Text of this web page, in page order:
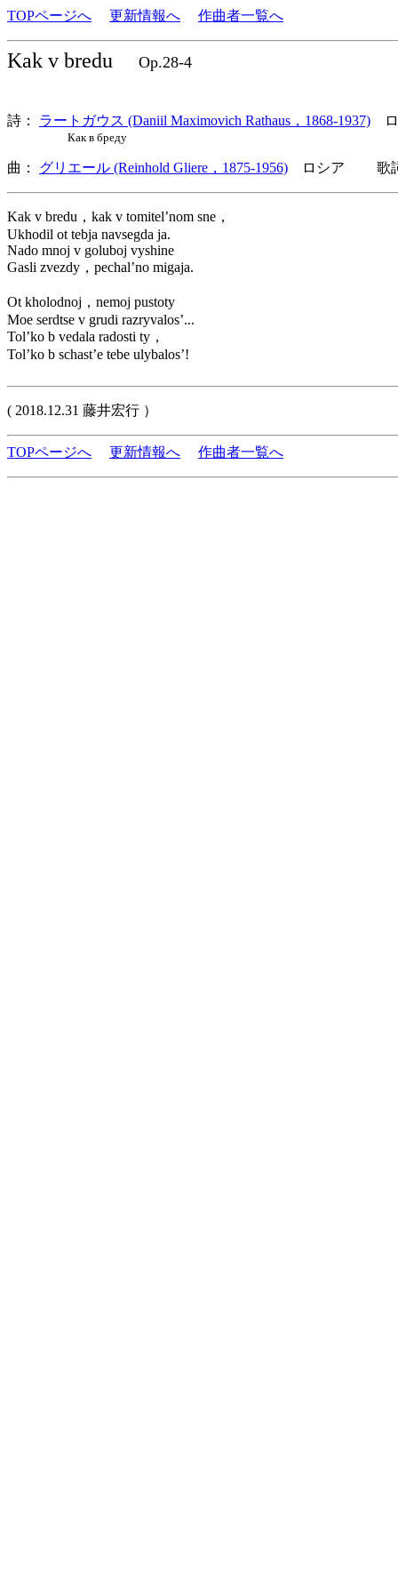
TOPページへ 更新情報へ 作曲者一覧へ
Kak v bredu Op.28-4
詩： ラートガウス (Daniil Maximovich Rathaus，1868-1937) ロ
Как в бреду
曲： グリエール (Reinhold Gliere，1875-1956) ロシア 歌詞
Kak v bredu，kak v tomitel’nom sne，
Ukhodil ot tebja navsegda ja.
Nado mnoj v goluboj vyshine
Gasli zvezdy，pechal’no migaja.
Ot kholodnoj，nemoj pustoty
Moe serdtse v grudi razryvalos’...
Tol’ko b vedala radosti ty，
Tol’ko b schast’e tebe ulybalos’!
( 2018.12.31 藤井宏行 ）
TOPページへ 更新情報へ 作曲者一覧へ